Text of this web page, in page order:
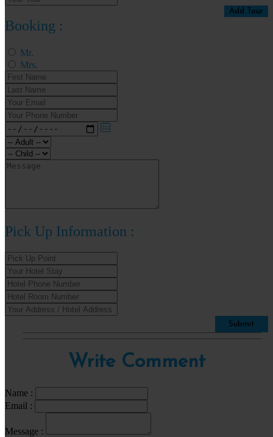
Add Tour
Booking :
Mr.
Mrs.
Pick Up Information :
Submit
Write Comment
Name :
Email :
Message :